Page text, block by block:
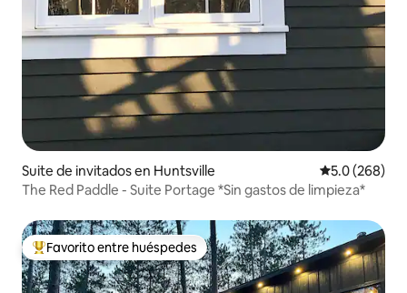
Suite de invitados en Huntsville Calificación
5.0 (268)
The Red Paddle - Suite Portage *Sin gastos de limpieza*
Favorito entre huéspedes preferido
Favorito entre huéspedes